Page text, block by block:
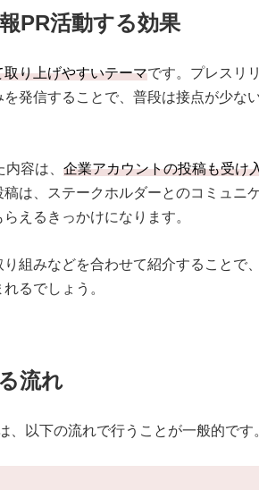
PR活動する効果
り上げやすいテーマです。プレスリ
発信することで、普段は接点が少な
容は、 企業アカウントの投稿も受け
は、ステークホルダーとのコミュニ
えるきっかけになります。
組みなどを合わせて紹介することで
るでしょう。
流れ
、以下の流れで行うことが一般的です